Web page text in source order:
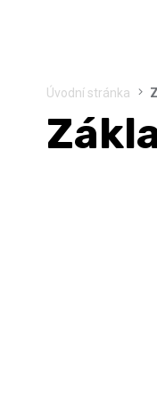
Úvodní stránka